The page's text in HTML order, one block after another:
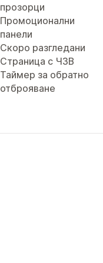
прозорци
Промоционални
панели
Скоро разгледани
Страница с ЧЗВ
Таймер за обратно
отброяване